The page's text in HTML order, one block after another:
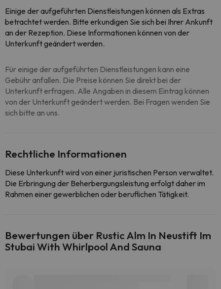
Einige der aufgeführten Dienstleistungen können als Extras
betrachtet werden. Bitte erkundigen Sie sich bei Ihrer Ankunft
an der Rezeption. Diese Informationen können von der
Unterkunft geändert werden.
Für einige der aufgeführten Dienstleistungen kann eine
Gebühr anfallen. Die Preise können Sie direkt bei der
Unterkunft erfragen. Alle Angaben in diesem Eintrag können
von der Unterkunft geändert werden. Bei Fragen wenden Sie
sich bitte an uns.
Rechtliche Informationen
Diese Unterkunft wird von einer juristischen Person verwaltet.
Die Erbringung der Beherbergungsleistung erfolgt daher im
Rahmen einer gewerblichen oder beruflichen Tätigkeit.
Bewertungen über Rustic Alm In Neustift Im
Stubai With Whirlpool And Sauna